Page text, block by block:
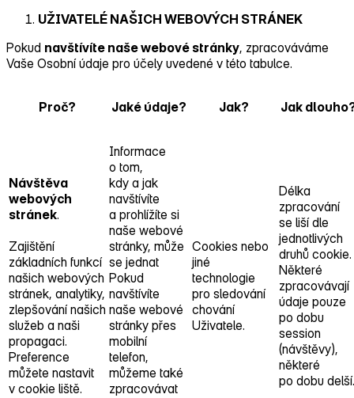
UŽIVATELÉ NAŠICH WEBOVÝCH STRÁNEK
Pokud navštívíte naše webové stránky, zpracováváme
Vaše Osobní údaje pro účely uvedené v této tabulce.
Proč? Jaké údaje? Jak? Jak
Návštěva
webových
stránek.
Zajištění
základních funkcí
našich webových
stránek, analytiky,
zlepšování našich
služeb a naši
propagaci.
Preference
můžete nastavit
v cookie liště.
Informace
o tom,
kdy a jak
navštívíte
a prohlížíte si
naše webové
stránky, může
se jednat
Pokud
navštívíte
naše webové
stránky přes
mobilní
telefon,
můžeme také
zpracovávat
Cookies nebo
jiné
technologie
pro sledování
chování
Uživatele.
Délka
zpracování
se liší dle
jednotlivých
druhů cookie.
Některé
zpracovávají
údaje pouze
po dobu
session
(návštěvy),
některé
po dobu delší.